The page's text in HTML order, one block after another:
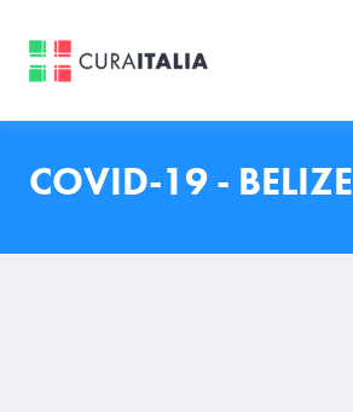
COVID-19 - BELIZE